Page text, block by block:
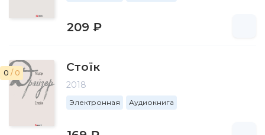
209 ₽
0 / 0 Стоїк
2018
Электронная Аудиокнига